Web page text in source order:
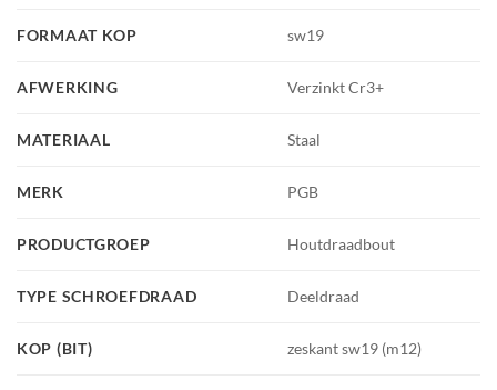
FORMAAT KOP sw19
AFWERKING Verzinkt Cr3+
MATERIAAL Staal
MERK PGB
PRODUCTGROEP Houtdraadbout
TYPE SCHROEFDRAAD Deeldraad
KOP (BIT) zeskant sw19 (m12)